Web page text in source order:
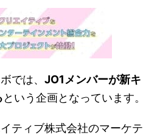
では、 JO1メンバーが新キ
という企画となっています。
ティブ株式会社のマーケテ